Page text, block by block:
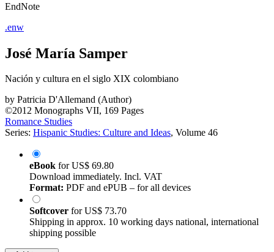
EndNote
.enw
José María Samper
Nación y cultura en el siglo XIX colombiano
by Patricia D'Allemand (Author)
©2012 Monographs VII, 169 Pages
Romance Studies
Series: Hispanic Studies: Culture and Ideas, Volume 46
eBook forUS$ 69.80
Download immediately. Incl. VAT
Format: PDF and ePUB – for all devices
Softcover forUS$ 73.70
Shipping in approx. 10 working days national, international
shipping possible